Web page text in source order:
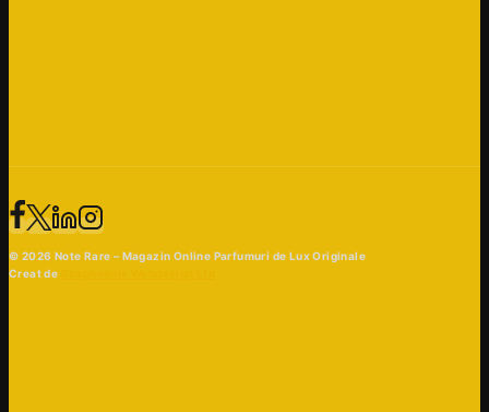
© 2026 Note Rare – Magazin Online Parfumuri de Lux Originale
Creat de